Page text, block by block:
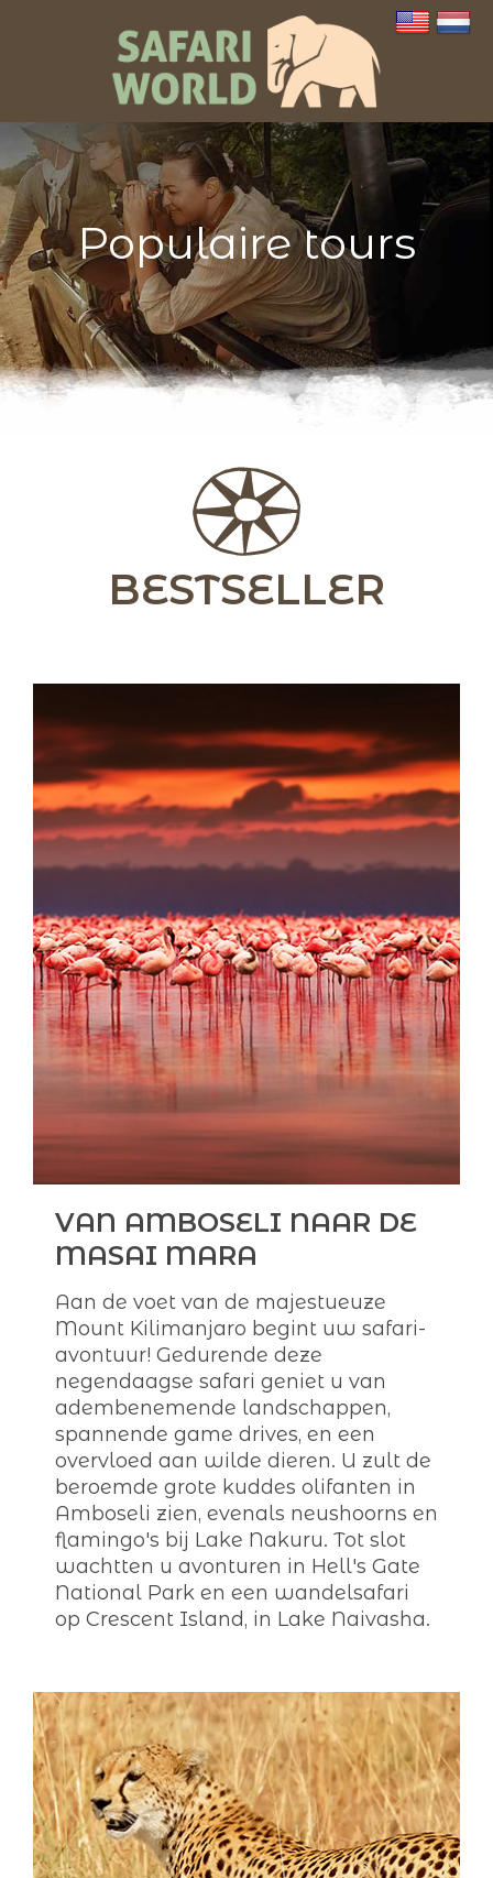
Populaire tours
BESTSELLER
VAN AMBOSELI NAAR DE
MASAI MARA
Aan de voet van de majestueuze
Mount Kilimanjaro begint uw safari-
avontuur! Gedurende deze
negendaagse safari geniet u van
adembenemende landschappen,
spannende game drives, en een
overvloed aan wilde dieren. U zult de
beroemde grote kuddes olifanten in
Amboseli zien, evenals neushoorns en
flamingo's bij Lake Nakuru. Tot slot
wachtten u avonturen in Hell's Gate
National Park en een wandelsafari
op Crescent Island, in Lake Naivasha.